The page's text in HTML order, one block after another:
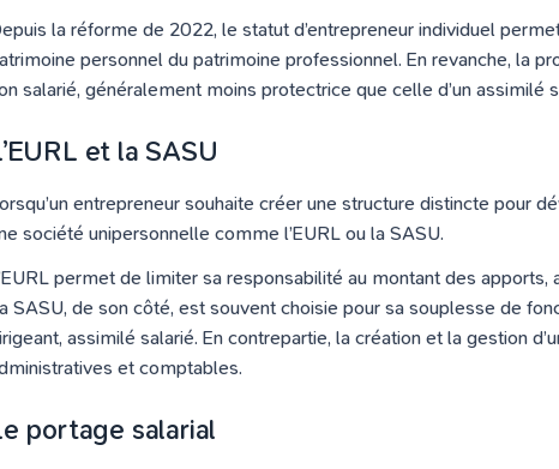
la réforme de 2022, le statut d’entrepreneur individuel
personnel du patrimoine professionnel. En revanche, la
salarié, généralement moins protectrice que celle d’un assimilé
et la SASU
entrepreneur souhaite créer une structure distincte pour
société unipersonnelle comme l’EURL ou la SASU.
permet de limiter sa responsabilité au montant des
SASU, de son côté, est souvent choisie pour sa souplesse de
assimilé salarié. En contrepartie, la création et la gestion
et comptables.
portage salarial